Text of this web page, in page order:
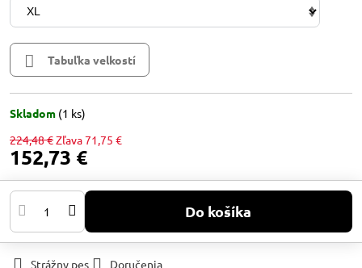
Tabuľka velkostí
Skladom (1 ks)
224,48 €Zľava71,75 €
152,73 €
Do košíka
Strážny pes
Doručenia